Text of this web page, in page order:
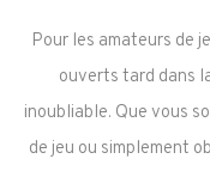
Pour les amateurs de
ouverts tard dans
inoubliable. Que vous
de jeu ou simplement